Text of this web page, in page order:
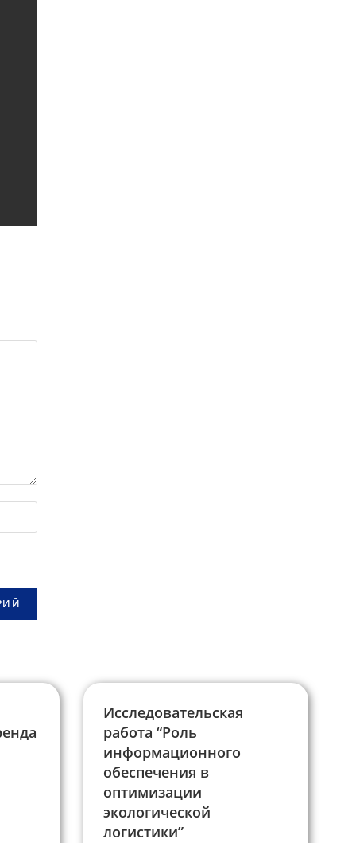
Исследовательская
работа “Роль
информационного
обеспечения в
оптимизации
экологической
логистики”